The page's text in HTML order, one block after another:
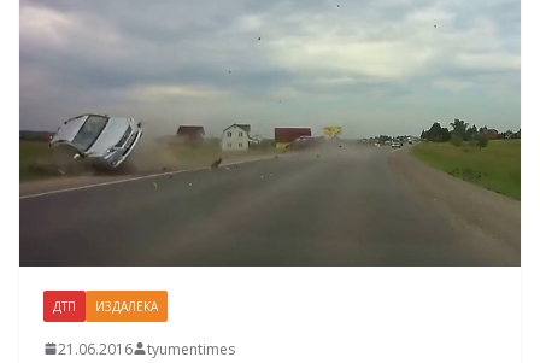
ДТП ИЗДАЛЕКА
21.06.2016 tyumentimes